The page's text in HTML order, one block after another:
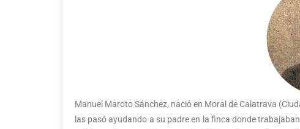
Manuel Maroto Sánchez, nació en Moral de Calatrava
las pasó ayudando a su padre en la finca donde